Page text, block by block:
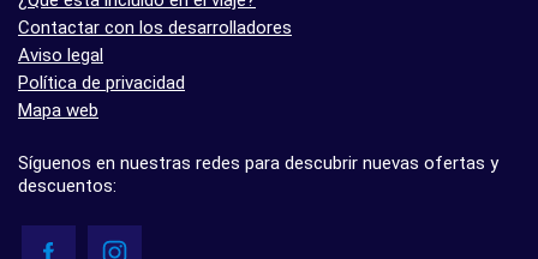
Contactar con los desarrolladores
Aviso legal
Política de privacidad
Mapa web
Síguenos en nuestras redes para descubrir nuevas ofertas y
descuentos: